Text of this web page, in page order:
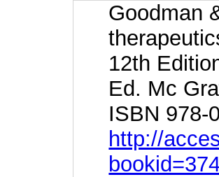
Goodman
12th
Ed. Mc
ISBN 978-
http://